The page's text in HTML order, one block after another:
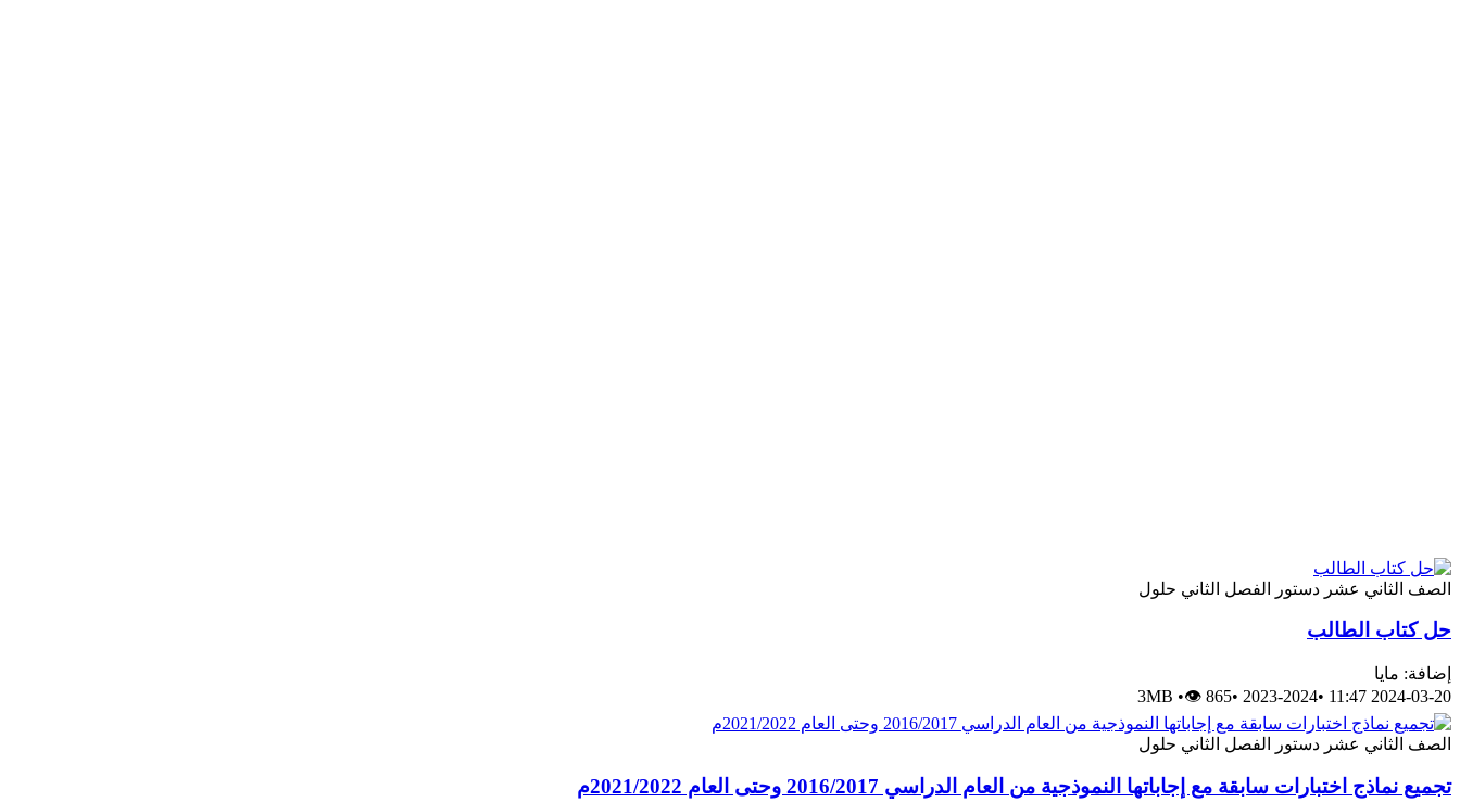
الصف الثاني عشر دستور الفصل الثاني حلول
حل كتاب الطالب
إضافة: مايا
2024-03-20 11:47
•
2023-2024
•
3MB •👁 865
الصف الثاني عشر دستور الفصل الثاني حلول
تجميع نماذج اختبارات سابقة مع إجاباتها النموذجية من العام الدراسي 2016/2017 وحتى العام 2021/2022م